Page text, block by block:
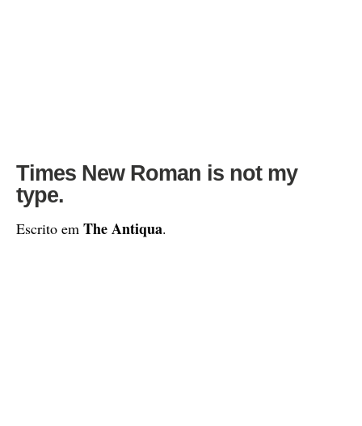
Times New Roman is not my
type.
Escrito em The Antiqua.